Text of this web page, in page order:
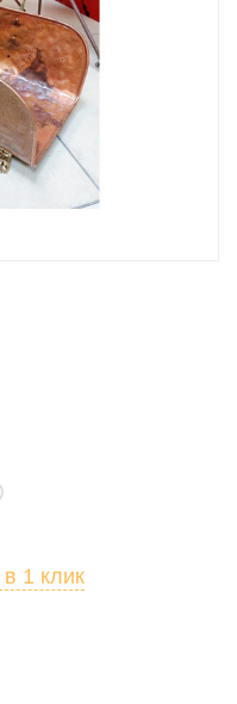
в 1 клик